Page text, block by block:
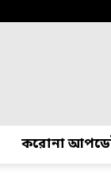
করোনা